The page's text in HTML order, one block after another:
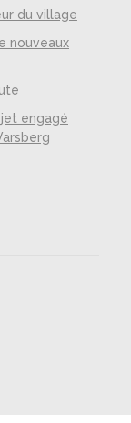
du village
nouveaux
engagé